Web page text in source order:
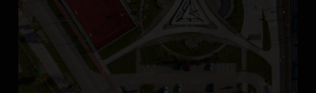
Enea Arena
20 dni temu
Jak jest na półkoloniach w Enea Arenie?
Trochę kreatywnie, trochę aktywnie i zawsze wesoło!
...